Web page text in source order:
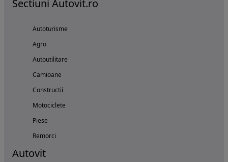
Sectiuni Autovit.ro
Autoturisme
Agro
Autoutilitare
Camioane
Constructii
Motociclete
Piese
Remorci
Autovit